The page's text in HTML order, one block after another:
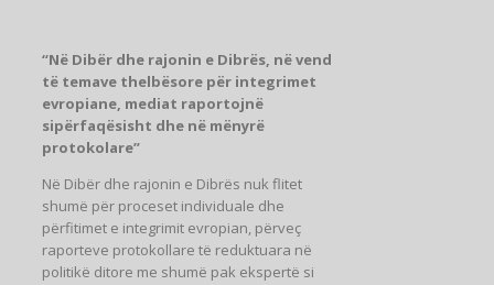
“Në Dibër dhe rajonin e Dibrës, në vend
të temave thelbësore për integrimet
evropiane, mediat raportojnë
sipërfaqësisht dhe në mënyrë
protokolare”
Në Dibër dhe rajonin e Dibrës nuk flitet
shumë për proceset individuale dhe
përfitimet e integrimit evropian, përveç
raporteve protokollare të reduktuara në
politikë ditore me shumë pak ekspertë si